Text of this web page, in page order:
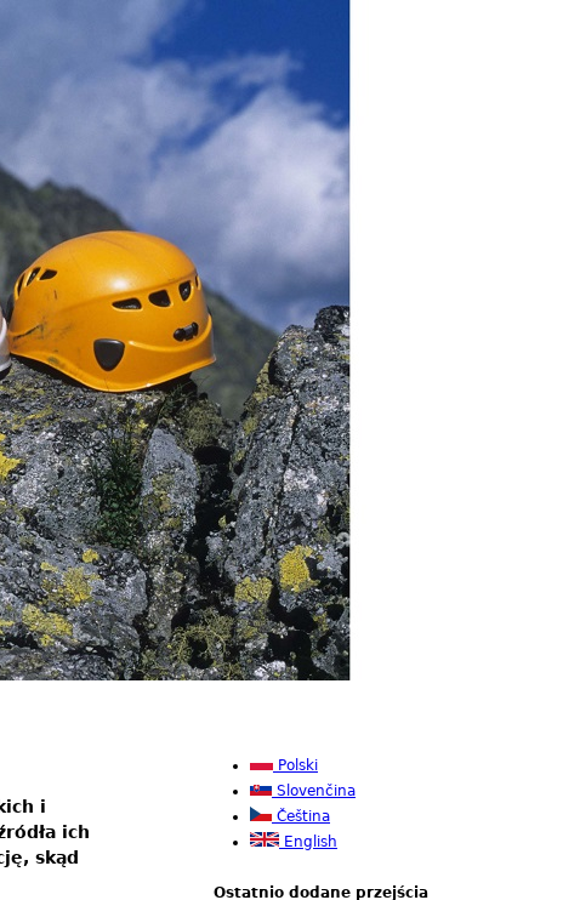
i
ich
skąd
Polski
Slovenčina
Čeština
English
Ostatnio dodane przejścia